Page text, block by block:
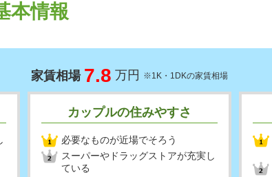
本情報
家賃相場 7.8 万円 ※1K・1DKの家賃相場
カップルの住みやすさ
必要なものが近場でそろう
スーパーやドラッグストアが充実し
ている